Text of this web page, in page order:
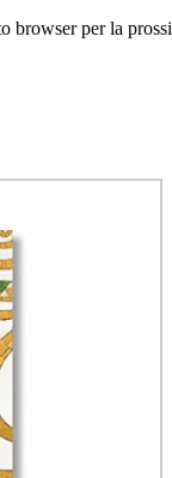
browser per la